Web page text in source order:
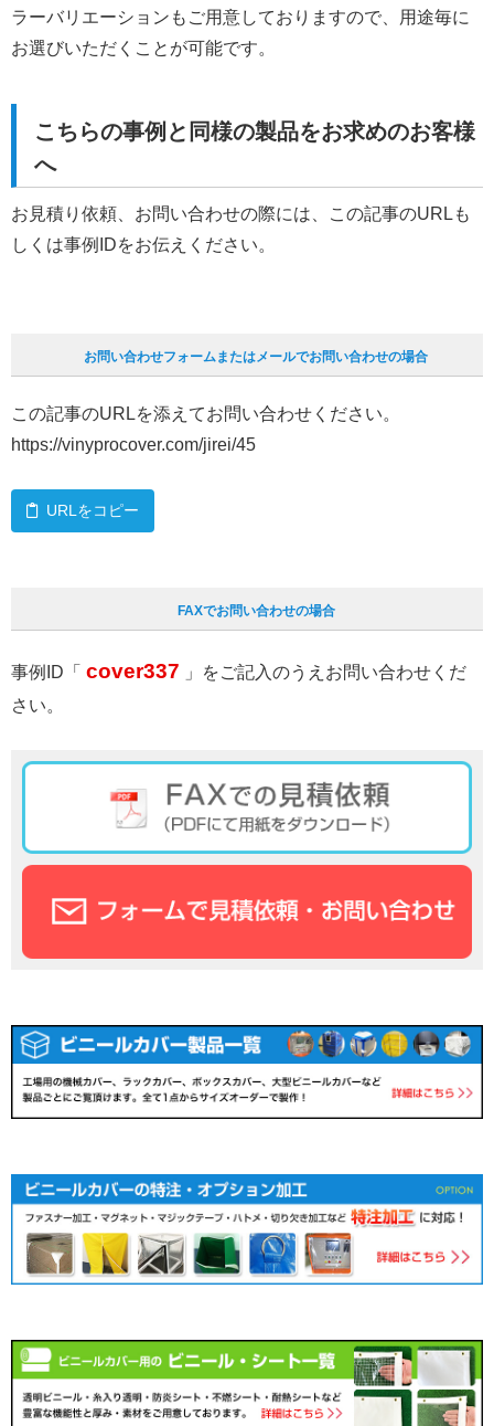
ラーバリエーションもご用意しておりますので、用途毎に
お選びいただくことが可能です。
こちらの事例と同様の製品をお求めのお客様
へ
お見積り依頼、お問い合わせの際には、この記事のURLも
しくは事例IDをお伝えください。
お問い合わせフォームまたはメールでお問い合わせの場合
この記事のURLを添えてお問い合わせください。
https://vinyprocover.com/jirei/45
URLをコピー
FAXでお問い合わせの場合
事例ID「 cover337 」をご記入のうえお問い合わせくだ
さい。